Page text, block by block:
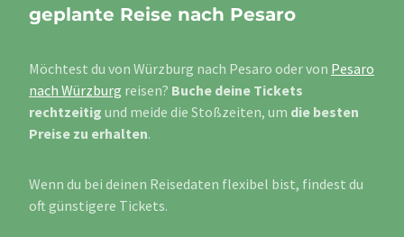
geplante Reise nach Pesaro
Möchtest du von Würzburg nach Pesaro oder von Pesaro
nach Würzburg reisen? Buche deine Tickets
rechtzeitig und meide die Stoßzeiten, um die besten
Preise zu erhalten.
Wenn du bei deinen Reisedaten flexibel bist, findest du
oft günstigere Tickets.